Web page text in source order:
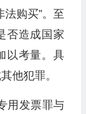
法购买”。至
否造成国家
以考量。具
他犯罪。
用发票罪与